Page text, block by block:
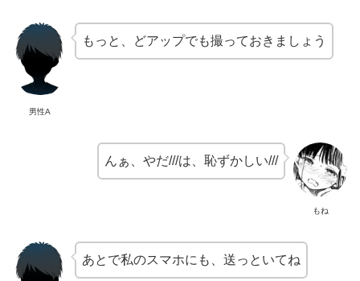
男性A
もっと、どアップでも撮っておきましょう
もね
んぁ、やだ///は、恥ずかしい///
あとで私のスマホにも、送っといてね